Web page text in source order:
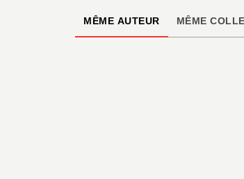
MÊME AUTEUR MÊME